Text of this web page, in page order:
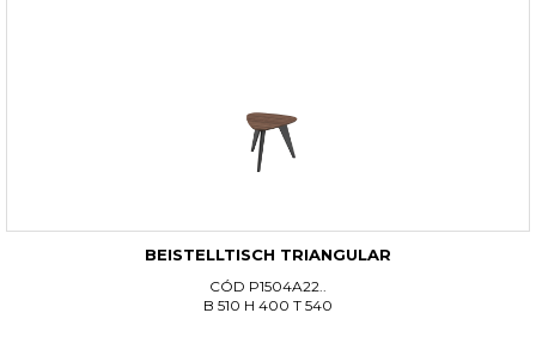
BEISTELLTISCH TRIANGULAR
CÓD P1504A22..
B 510 H 400 T 540